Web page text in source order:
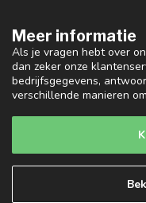
Meer informatie
Als je vragen hebt over
dan zeker onze
bedrijfsgegevens,
verschillende manieren